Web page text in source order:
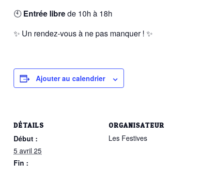
🕙 Entrée librede 10h à 18h
✨ Un rendez-vous à ne pas manquer ! ✨
Ajouter au calendrier
DÉTAILS
Début :
5 avril 25
Fin :
ORGANISATEUR
Les Festives